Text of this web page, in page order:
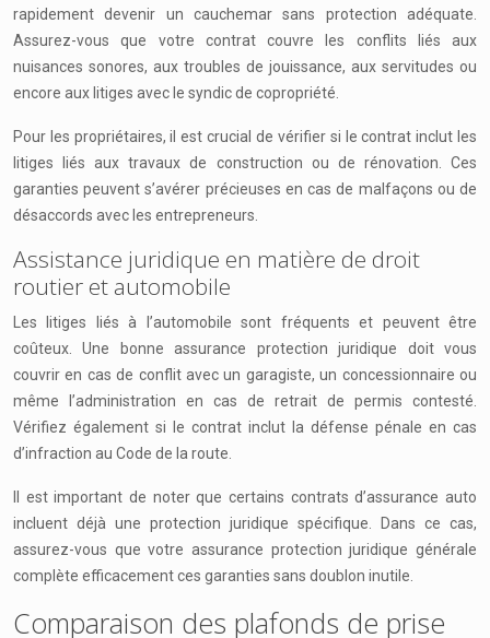
rapidement devenir un cauchemar sans protection adéquate.
Assurez-vous que votre contrat couvre les conflits liés aux
nuisances sonores, aux troubles de jouissance, aux servitudes ou
encore aux litiges avec le syndic de copropriété.
Pour les propriétaires, il est crucial de vérifier si le contrat inclut les
litiges liés aux travaux de construction ou de rénovation. Ces
garanties peuvent s’avérer précieuses en cas de malfaçons ou de
désaccords avec les entrepreneurs.
Assistance juridique en matière de droit
routier et automobile
Les litiges liés à l’automobile sont fréquents et peuvent être
coûteux. Une bonne assurance protection juridique doit vous
couvrir en cas de conflit avec un garagiste, un concessionnaire ou
même l’administration en cas de retrait de permis contesté.
Vérifiez également si le contrat inclut la défense pénale en cas
d’infraction au Code de la route.
Il est important de noter que certains contrats d’assurance auto
incluent déjà une protection juridique spécifique. Dans ce cas,
assurez-vous que votre assurance protection juridique générale
complète efficacement ces garanties sans doublon inutile.
Comparaison des plafonds de prise